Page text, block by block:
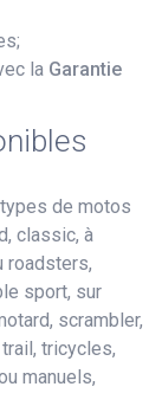
la Garantie
de motos
classic, à
roadsters,
sport, sur
scrambler,
tricycles,
manuels,